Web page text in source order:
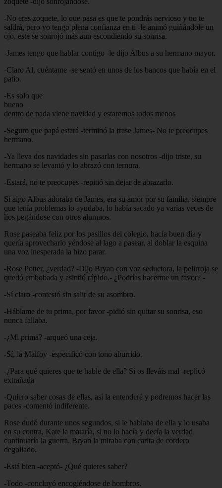
-No eres zoquete, lo que pasa es que te pondrás nervioso y no te
saldrá, pero yo tengo plena confianza en ti -le animó guiñándole un
ojo, este se sonrojó más aun escondiendo su sonrisa.
-James tengo que hablar contigo -le dijo Albus a su hermano mayor.
-Claro Al, cuéntame -se sentó en unos de los bancos que había en el
patio.
-Es solo que
bueno
dentro de nada viene navidad y estaremos todos menos
-Seguro que papá estará -terminó la frase James- No te preocupes
hermano.
-Ya lleva dos navidades sin pasarlas con nosotros -dijo triste, su
hermano se levantó y lo abrazó con ternura.
-Estará, no te preocupes -repitió sin dejar de abrazarlo.
Si algo Albus adoraba de James, era su amor por su familia, siempre
que tenía problemas lo ayudaba, lo había sacado ya varias veces de
líos pegándose con otros alumnos.
Rose paseaba feliz por los pasillos del colegio, hacía buen día y
quería aprovecharlo yéndose al lago a pasear, al doblar la esquina
una voz inesperada la hizo parar.
-Rose Potter, ¿verdad? -Dijo Bryan con voz seductora, la pelirroja se
quedó embobada y asintió rápido.- ¿Podrías hacerme un favor? -
-Sí claro -contestó sin salir de su asombro.
-Háblame de tu prima, por favor -pidió sin quitar su sonrisa, eso
nunca fallaba.
-¿Mi prima? -arqueó una ceja.
-Sí, la Malfoy -especificó con tono aburrido.
-¿Para qué quieres que te hable de ella? Si os lleváis mal -replicó
extrañada
-Quiero saber cosas de ellas, así la entenderé y podremos hacer las
paces -comentó indiferente.
Rose dudó durante unos segundos, si le hablaba de ella y lo usaba
en su contra, Kate la mataría, si no lo hacía y decía la verdad
continuaría la guerra. Bryan la miraba con carita de cordero
degollado.
-Está bien -aceptó- ¿Qué quieres saber?
-Todo -concluyó encogiéndose de hombros.